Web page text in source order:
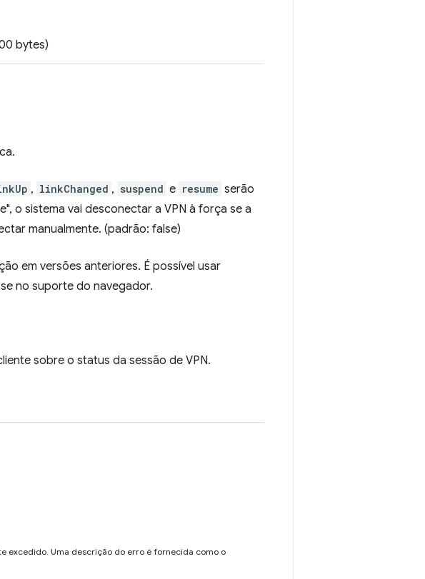
bytes)
, linkChanged , suspend e resume serão
o sistema vai desconectar a VPN à força se a
manualmente. (padrão: false)
em versões anteriores. É possível usar
no suporte do navegador.
sobre o status da sessão de VPN.
excedido. Uma descrição do erro é fornecida como o